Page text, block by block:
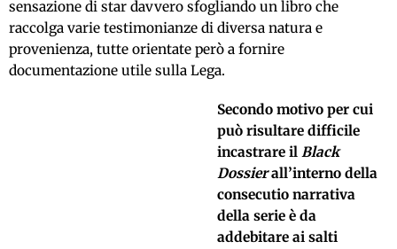
sensazione di star davvero sfogliando un libro che
raccolga varie testimonianze di diversa natura e
provenienza, tutte orientate però a fornire
documentazione utile sulla Lega.
Secondo motivo per cui
può risultare difficile
incastrare il Black
Dossierall’interno della
consecutio narrativa
della serie è da
addebitare ai salti